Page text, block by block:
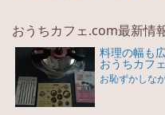
おうちカフェ.com最新情
料理の幅も
おうちカフ
お恥ずかしな